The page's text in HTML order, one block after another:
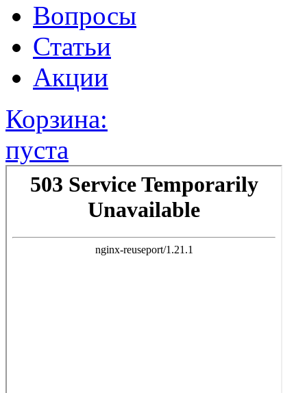
Вопросы
Статьи
Акции
Корзина:
пуста